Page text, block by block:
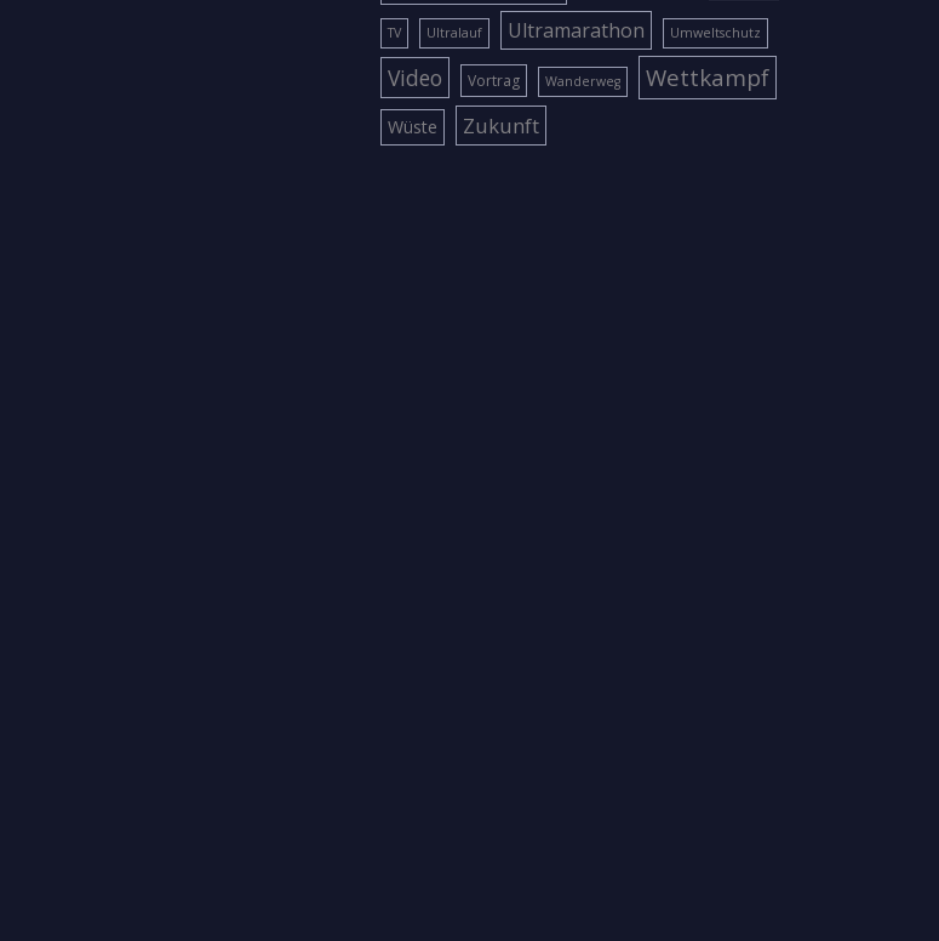
TV Ultralauf Ultramarathon Umweltschutz
Video Vortrag Wanderweg Wettkampf
Wüste Zukunft